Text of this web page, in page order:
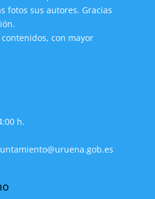
fotos sus autores. Gracias
con mayor
h.